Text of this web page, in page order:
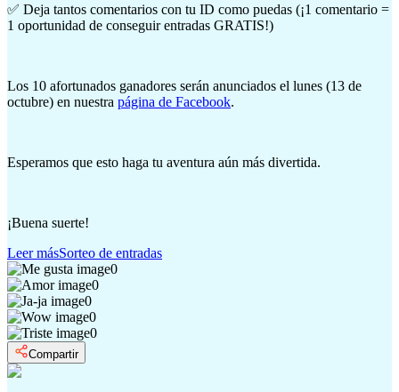
✅ Deja tantos comentarios con tu ID como puedas (¡1 comentario =
1 oportunidad de conseguir entradas GRATIS!)
Los 10 afortunados ganadores serán anunciados el lunes (13 de
octubre) en nuestra página de Facebook.
Esperamos que esto haga tu aventura aún más divertida.
¡Buena suerte!
Leer másSorteo de entradas
0
0
0
0
0
Compartir